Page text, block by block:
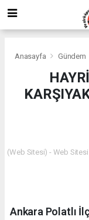
Anasayfa Gündem
(Web Sitesi) - Web Sitesi
Ankara Polatlı